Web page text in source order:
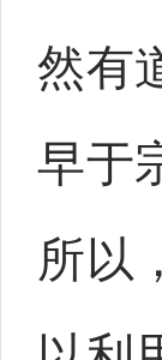
然有
早于
所以